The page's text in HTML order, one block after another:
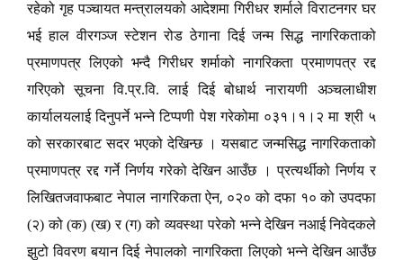
रहेको गृह पञ्चायत मन्त्रालयको आदेशमा गिरीधर शर्माले विराटनगर घर
भई हाल वीरगञ्ज स्टेशन रोड ठेगाना दिई जन्म सिद्ध नागरिकताको
प्रमाणपत्र लिएको भन्दै गिरीधर शर्माको नागरिकता प्रमाणपत्र रद्द
गरिएको सूचना वि.प्र.वि. लाई दिई बोधार्थ नारायणी अञ्चलाधीश
कार्यालयलाई दिनुपर्ने भन्ने टिप्पणी पेश गरेकोमा ०३१।१।२ मा श्री ५
को सरकारबाट सदर भएको देखिन्छ । यसबाट जन्मसिद्ध नागरिकताको
प्रमाणपत्र रद्द गर्ने निर्णय गरेको देखिन आउँछ । प्रत्यर्थीको निर्णय र
लिखितजवाफबाट नेपाल नागरिकता ऐन, ०२० को दफा १० को उपदफा
(२) को (क) (ख) र (ग) को व्यवस्था परेको भन्ने देखिन नआई निवेदकले
झुटो विवरण बयान दिई नेपालको नागरिकता लिएको भन्ने देखिन आउँछ